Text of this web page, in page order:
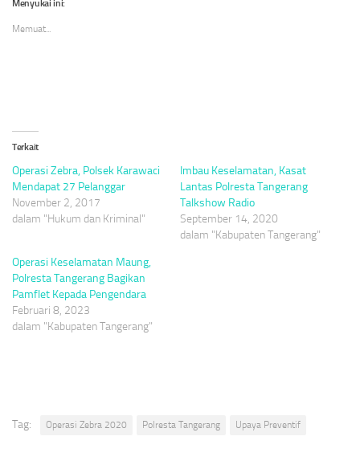
jendela
baru)
Menyukai ini:
Memuat...
Terkait
Operasi Zebra, Polsek Karawaci
Mendapat 27 Pelanggar
November 2, 2017
dalam "Hukum dan Kriminal"
Imbau Keselamatan, Kasat
Lantas Polresta Tangerang
Talkshow Radio
September 14, 2020
dalam "Kabupaten Tangerang"
Operasi Keselamatan Maung,
Polresta Tangerang Bagikan
Pamflet Kepada Pengendara
Februari 8, 2023
dalam "Kabupaten Tangerang"
Tag: Operasi Zebra 2020 Polresta Tangerang Upaya Preventif